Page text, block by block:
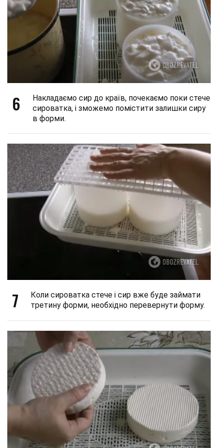
6
Накладаємо сир до країв, почекаємо поки стече
сироватка, і зможемо помістити залишки сиру
в форми.
7
Коли сироватка стече і сир вже буде займати
третину форми, необхідно перевернути форму.